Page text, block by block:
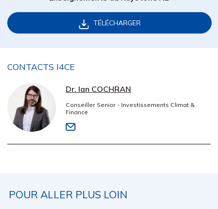
TÉLÉCHARGER
CONTACTS I4CE
Dr. Ian COCHRAN
Conseiller Senior - Investissements Climat &
Finance
POUR ALLER PLUS LOIN